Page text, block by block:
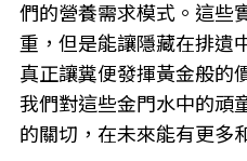
們的營養需求模式。這些
重，但是能讓隱藏在排遺
真正讓糞便發揮黃金般的
我們對這些金門水中的頑
的關切，在未來能有更多